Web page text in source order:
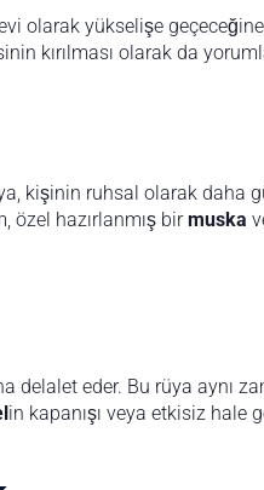
olarak yükselişe
kırılması olarak da
kişinin ruhsal olarak daha
özel hazırlanmış birmuska
eder. Bu rüya aynı
in kapanışı veya etkisiz hale